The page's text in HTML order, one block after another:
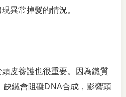
異常掉髮的情況。
皮養護也很重要。因為鐵質
缺鐵會阻礙DNA合成，影響頭